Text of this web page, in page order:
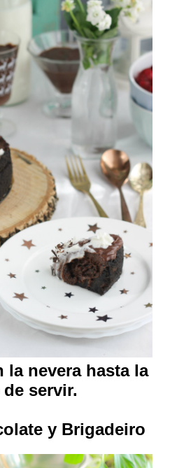
la nevera hasta la
servir.
y Brigadeiro